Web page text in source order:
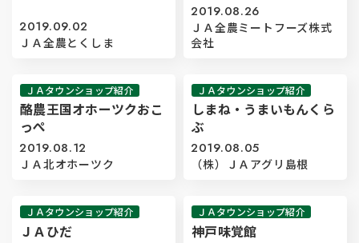
2019.09.02
ＪＡ全農とくしま
2019.08.26
ＪＡ全農ミートフーズ株式
会社
ＪＡタウンショップ紹介
酪農王国オホーツクおこ
っぺ
2019.08.12
ＪＡ北オホーツク
ＪＡタウンショップ紹介
しまね・うまいもんくら
ぶ
2019.08.05
（株）ＪＡアグリ島根
ＪＡタウンショップ紹介
ＪＡひだ
ＪＡタウンショップ紹介
神戸味覚館